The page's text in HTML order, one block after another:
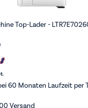
Top-Lader -
60 Monaten Laufzeit per
Versand